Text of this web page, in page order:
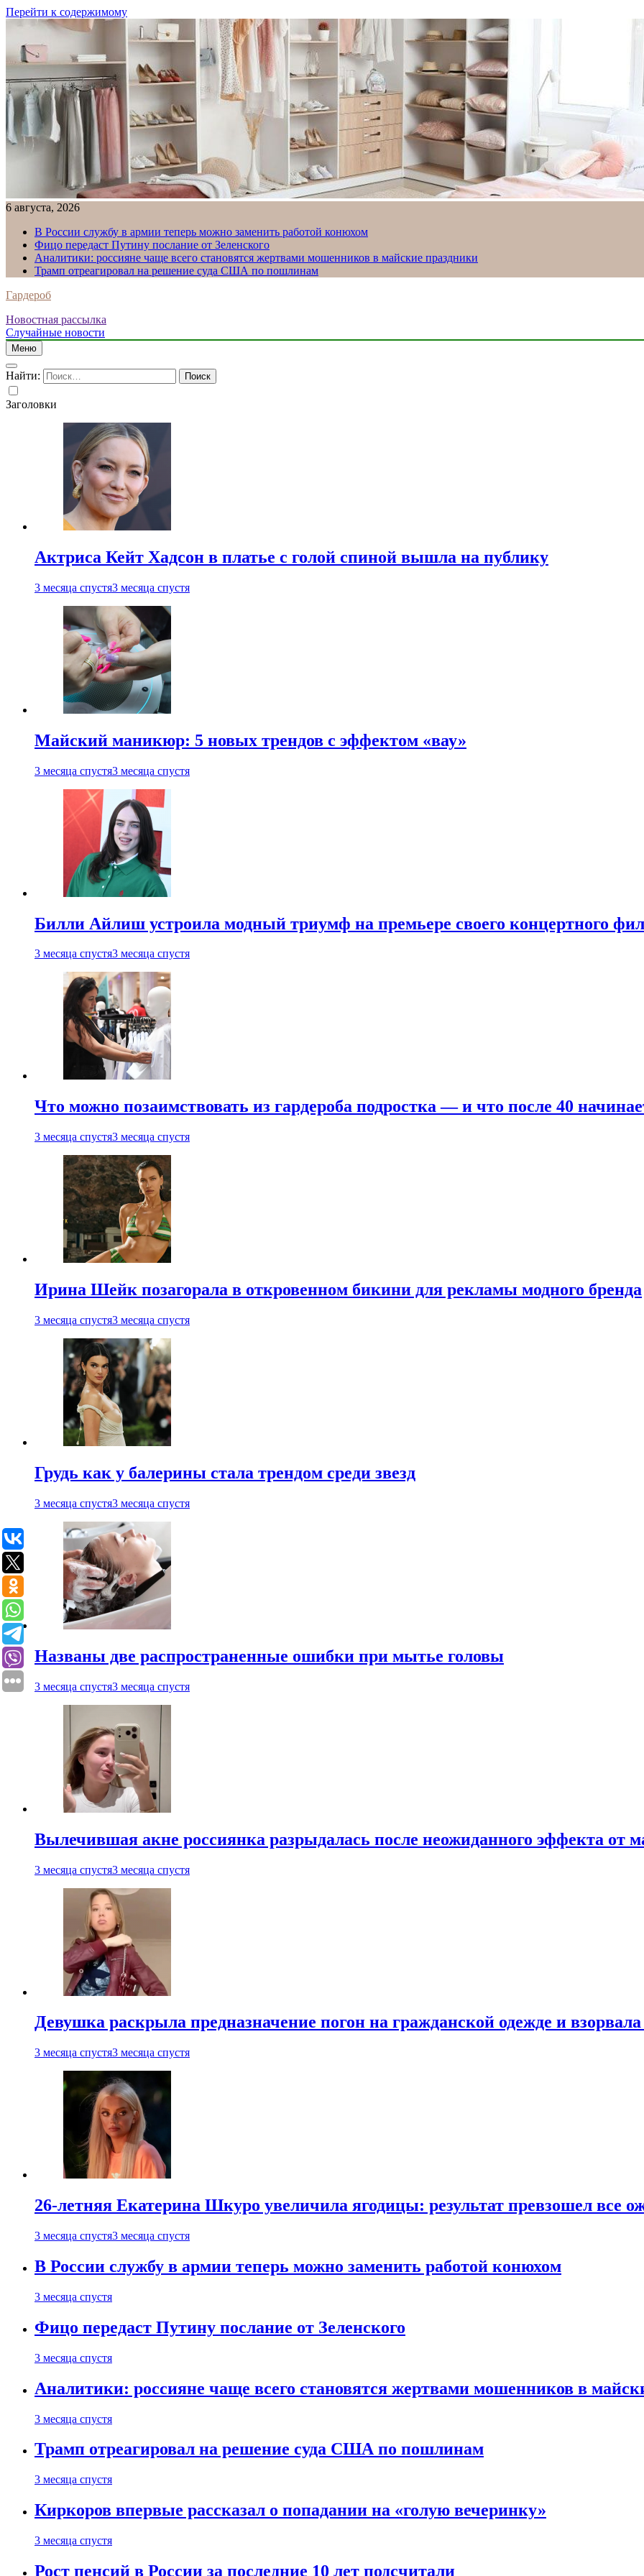
Перейти к содержимому
6 августа, 2026
В России службу в армии теперь можно заменить работой конюхом
Фицо передаст Путину послание от Зеленского
Аналитики: россияне чаще всего становятся жертвами мошенников в майские праздники
Трамп отреагировал на решение суда США по пошлинам
Гардероб
Новостная рассылка
Случайные новости
Меню
Найти:
Заголовки
Актриса Кейт Хадсон в платье с голой спиной вышла на публику
3 месяца спустя3 месяца спустя
Майский маникюр: 5 новых трендов с эффектом «вау»
3 месяца спустя3 месяца спустя
Билли Айлиш устроила модный триумф на премьере своего концертного
3 месяца спустя3 месяца спустя
Что можно позаимствовать из гардероба подростка — и что после 40
3 месяца спустя3 месяца спустя
Ирина Шейк позагорала в откровенном бикини для рекламы модного бренда
3 месяца спустя3 месяца спустя
Грудь как у балерины стала трендом среди звезд
3 месяца спустя3 месяца спустя
Названы две распространенные ошибки при мытье головы
3 месяца спустя3 месяца спустя
Вылечившая акне россиянка разрыдалась после неожиданного эффекта от
3 месяца спустя3 месяца спустя
Девушка раскрыла предназначение погон на гражданской одежде и взорвала
3 месяца спустя3 месяца спустя
26-летняя Екатерина Шкуро увеличила ягодицы: результат превзошел все
3 месяца спустя3 месяца спустя
В России службу в армии теперь можно заменить работой конюхом
3 месяца спустя
Фицо передаст Путину послание от Зеленского
3 месяца спустя
Аналитики: россияне чаще всего становятся жертвами мошенников в
3 месяца спустя
Трамп отреагировал на решение суда США по пошлинам
3 месяца спустя
Киркоров впервые рассказал о попадании на «голую вечеринку»
3 месяца спустя
Рост пенсий в России за последние 10 лет подсчитали